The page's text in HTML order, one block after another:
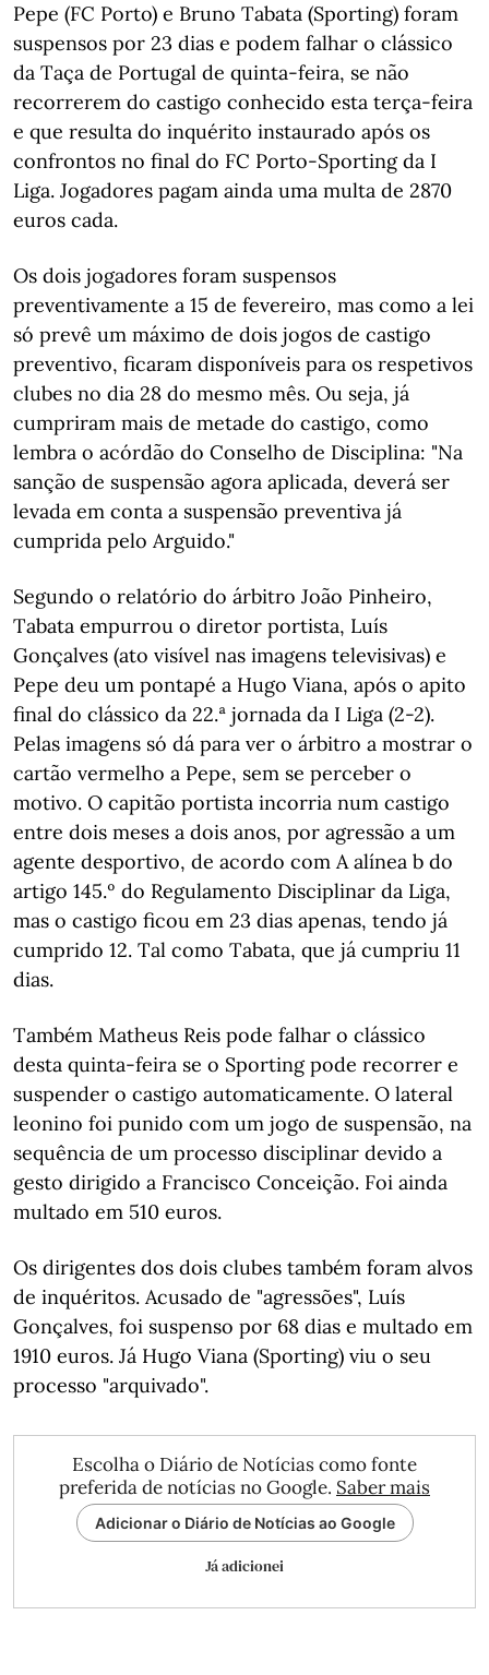
Pepe (FC Porto) e Bruno Tabata (Sporting) foram
suspensos por 23 dias e podem falhar o clássico
da Taça de Portugal de quinta-feira, se não
recorrerem do castigo conhecido esta terça-feira
e que resulta do inquérito instaurado após os
confrontos no final do FC Porto-Sporting da I
Liga. Jogadores pagam ainda uma multa de 2870
euros cada.
Os dois jogadores foram suspensos
preventivamente a 15 de fevereiro, mas como a lei
só prevê um máximo de dois jogos de castigo
preventivo, ficaram disponíveis para os respetivos
clubes no dia 28 do mesmo mês. Ou seja, já
cumpriram mais de metade do castigo, como
lembra o acórdão do Conselho de Disciplina: "Na
sanção de suspensão agora aplicada, deverá ser
levada em conta a suspensão preventiva já
cumprida pelo Arguido."
Segundo o relatório do árbitro João Pinheiro,
Tabata empurrou o diretor portista, Luís
Gonçalves (ato visível nas imagens televisivas) e
Pepe deu um pontapé a Hugo Viana, após o apito
final do clássico da 22.ª jornada da I Liga (2-2).
Pelas imagens só dá para ver o árbitro a mostrar o
cartão vermelho a Pepe, sem se perceber o
motivo. O capitão portista incorria num castigo
entre dois meses a dois anos, por agressão a um
agente desportivo, de acordo com A alínea b do
artigo 145.º do Regulamento Disciplinar da Liga,
mas o castigo ficou em 23 dias apenas, tendo já
cumprido 12. Tal como Tabata, que já cumpriu 11
dias.
Também Matheus Reis pode falhar o clássico
desta quinta-feira se o Sporting pode recorrer e
suspender o castigo automaticamente. O lateral
leonino foi punido com um jogo de suspensão, na
sequência de um processo disciplinar devido a
gesto dirigido a Francisco Conceição. Foi ainda
multado em 510 euros.
Os dirigentes dos dois clubes também foram alvos
de inquéritos. Acusado de "agressões", Luís
Gonçalves, foi suspenso por 68 dias e multado em
1910 euros. Já Hugo Viana (Sporting) viu o seu
processo "arquivado".
Escolha o Diário de Notícias como fonte
preferida de notícias no Google. Saber mais
Adicionar o Diário de Notícias ao Google
Já adicionei